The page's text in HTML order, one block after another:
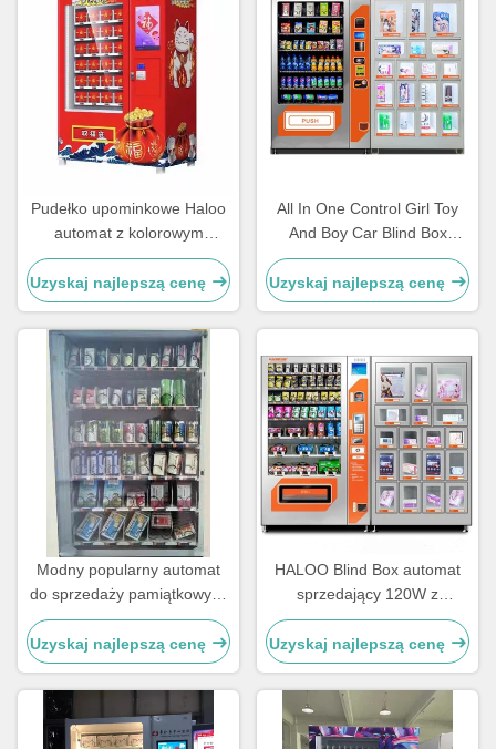
Pudełko upominkowe Haloo
automat z kolorowym
certyfikatem CE LED
Uzyskaj najlepszą cenę
All In One Control Girl Toy
And Boy Car Blind Box
Vending Machine o
pojemności 600 sztuk
Uzyskaj najlepszą cenę
Modny popularny automat
do sprzedaży pamiątkowych
produktów z ekranem
dotykowym
Uzyskaj najlepszą cenę
HALOO Blind Box automat
sprzedający 120W z
kolorowym światłem LED
Uzyskaj najlepszą cenę